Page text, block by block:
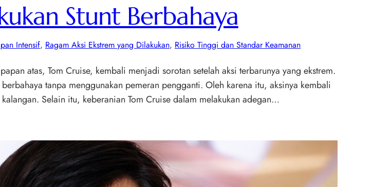
Stunt Berbahaya
Intensif, Ragam Aksi Ekstrem yang Dilakukan, Risiko Tinggi dan Standar Keamanan
atas, Tom Cruise, kembali menjadi sorotan setelah aksi terbarunya yang ekstrem.
tanpa menggunakan pemeran pengganti. Oleh karena itu, aksinya kembali
Selain itu, keberanian Tom Cruise dalam melakukan adegan…